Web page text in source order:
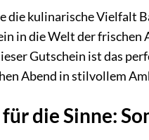
die kulinarische Vielfalt
in die Welt der frischen
Gutschein ist das
Abend in stilvollem
für die Sinne: